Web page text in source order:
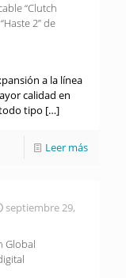
“Clutch
2” de
a la línea
calidad en
tipo […]
Leer más
septiembre 29,
Global